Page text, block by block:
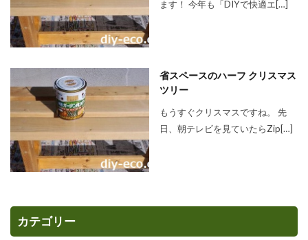
ます！ 今年も「DIYで快適エ[…]
省スペースのハーフ クリスマス
ツリー
もうすぐクリスマスですね。 先
日、朝テレビを見ていたらZip[…]
カテゴリー